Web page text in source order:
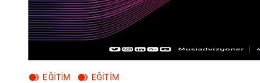
EĞİTİM EĞİTİM